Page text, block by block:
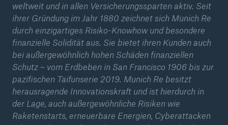
weltweit und in allen Versicherungssparten aktiv. Seit
ihrer Gründung im Jahr 1880 zeichnet sich Munich Re
durch einzigartiges Risiko-Knowhow und besondere
finanzielle Solidität aus. Sie bietet ihren Kunden auch
bei außergewöhnlich hohen Schäden finanziellen
Schutz – vom Erdbeben in San Francisco 1906 bis zur
pazifischen Taifunserie 2019. Munich Re besitzt
herausragende Innovationskraft und ist hierdurch in
der Lage, auch außergewöhnliche Risiken wie
Raketenstarts, erneuerbare Energien, Cyberattacken